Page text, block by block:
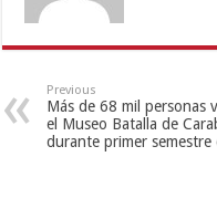
Previous
Más de 68 mil personas
el Museo Batalla de
durante primer semestre